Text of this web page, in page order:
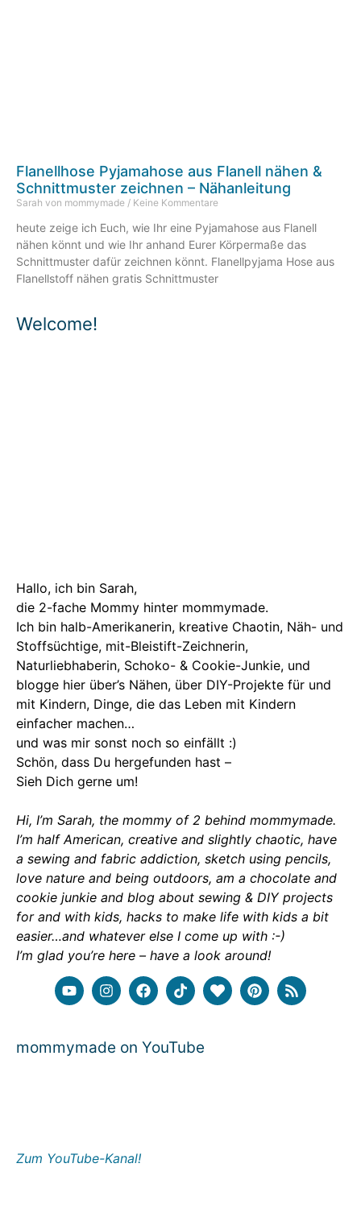
Welcome!
Hallo, ich bin Sarah,
die 2-fache Mommy hinter mommymade.
Ich bin halb-Amerikanerin, kreative Chaotin, Näh- und
Stoffsüchtige, mit-Bleistift-Zeichnerin,
Naturliebhaberin, Schoko- & Cookie-Junkie, und
blogge hier über’s Nähen, über DIY-Projekte für und
mit Kindern, Dinge, die das Leben mit Kindern
einfacher machen…
und was mir sonst noch so einfällt :)
Schön, dass Du hergefunden hast –
Sieh Dich gerne um!
Hi, I’m Sarah, the mommy of 2 behind mommymade.
I’m half American, creative and slightly chaotic, have
a sewing and fabric addiction, sketch using pencils,
love nature and being outdoors, am a chocolate and
cookie junkie and blog about sewing & DIY projects
for and with kids, hacks to make life with kids a bit
easier…and whatever else I come up with :-)
I’m glad you’re here – have a look around!
mommymade on YouTube
Zum YouTube-Kanal!
Flanellhose Pyjamahose aus Flanell nähen &
Schnittmuster zeichnen – Nähanleitung
Sarah von mommymade Keine Kommentare
heute zeige ich Euch, wie Ihr eine Pyjamahose aus Flanell
nähen könnt und wie Ihr anhand Eurer Körpermaße das
Schnittmuster dafür zeichnen könnt. Flanellpyjama Hose aus
Flanellstoff nähen gratis Schnittmuster